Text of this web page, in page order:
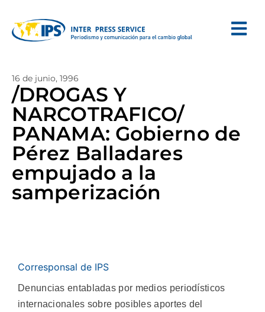
16 de junio, 1996
/DROGAS Y
NARCOTRAFICO/
PANAMA: Gobierno de
Pérez Balladares
empujado a la
samperización
Corresponsal de IPS
Denuncias entabladas por medios periodísticos
internacionales sobre posibles aportes del